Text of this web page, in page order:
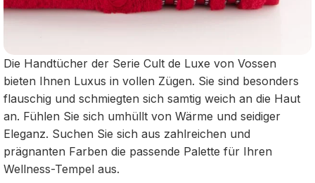
Die Handtücher der Serie Cult de Luxe von Vossen
bieten Ihnen Luxus in vollen Zügen. Sie sind besonders
flauschig und schmiegten sich samtig weich an die Haut
an. Fühlen Sie sich umhüllt von Wärme und seidiger
Eleganz. Suchen Sie sich aus zahlreichen und
prägnanten Farben die passende Palette für Ihren
Wellness-Tempel aus.